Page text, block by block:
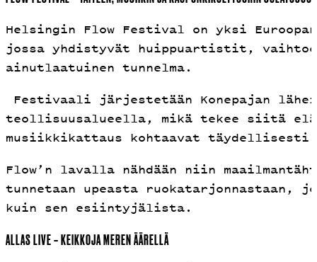
Helsingin Flow Festival on yksi
jossa yhdistyvät huippuartistit,
ainutlaatuinen tunnelma.
Festivaali järjestetään Konepajan
teollisuusalueella, mikä tekee siitä
musiikkikattaus kohtaavat täydellisesti.
Flow’n lavalla nähdään niin
tunnetaan upeasta ruokatarjonnastaan,
kuin sen esiintyjälista.
ALLAS LIVE – KEIKKOJA MEREN ÄÄRELLÄ